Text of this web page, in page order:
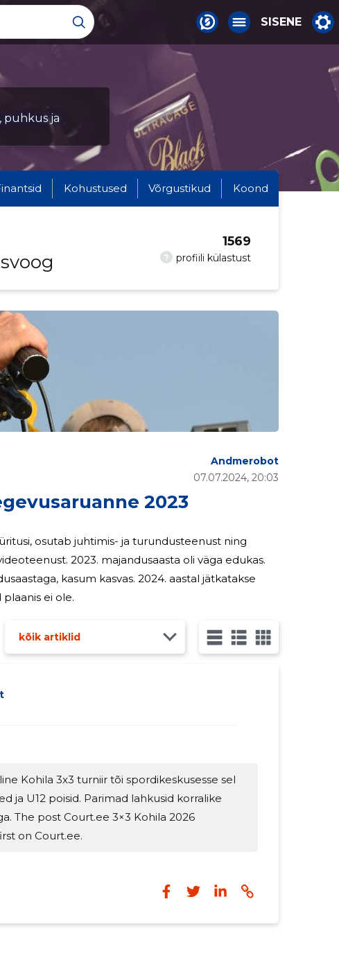
SISENE
puhkus ja
Kohustused Võrgustikud Koond
? profiili külastust
1569
2023
07.07.2024, 20:03
Andmerobot
osutab juhtimis- ja turundusteenust ning
kasvas. 2024. aastal jätkatakse
ei ole.
kõik artiklid
Kohila 3x3 turniir tõi spordikeskusesse sel
ja U12 poisid. Parimad lahkusid korralike
The post Court.ee 3×3 Kohila 2026
on Court.ee.